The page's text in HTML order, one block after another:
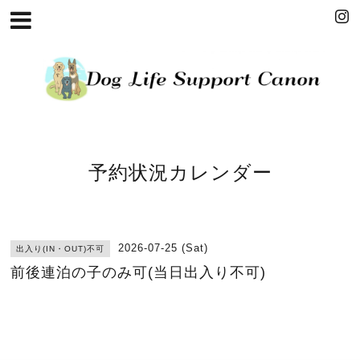
予約状況カレンダー
出入り(IN・OUT)不可 2026-07-25 (Sat)
前後連泊の子のみ可(当日出入り不可)